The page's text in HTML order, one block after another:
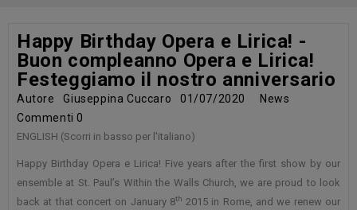
Happy Birthday Opera e Lirica! -
Buon compleanno Opera e Lirica!
Festeggiamo il nostro anniversario
Autore Giuseppina Cuccaro 01/07/2020
News
Commenti0
ENGLISH (Scorri in basso per l'italiano)
Happy Birthday Opera e Lirica! Five years after the first show by our
ensemble at St. Paul’s Within the Walls Church, we are proud to look
back at that concert on January 8th 2015 in Rome, and we renew our